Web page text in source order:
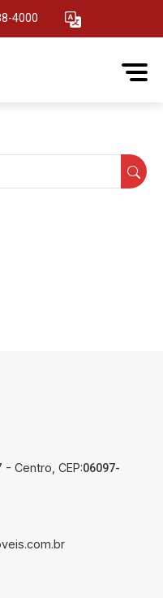
4000
Centro, CEP:06097-